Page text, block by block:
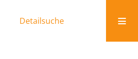
Detailsuche